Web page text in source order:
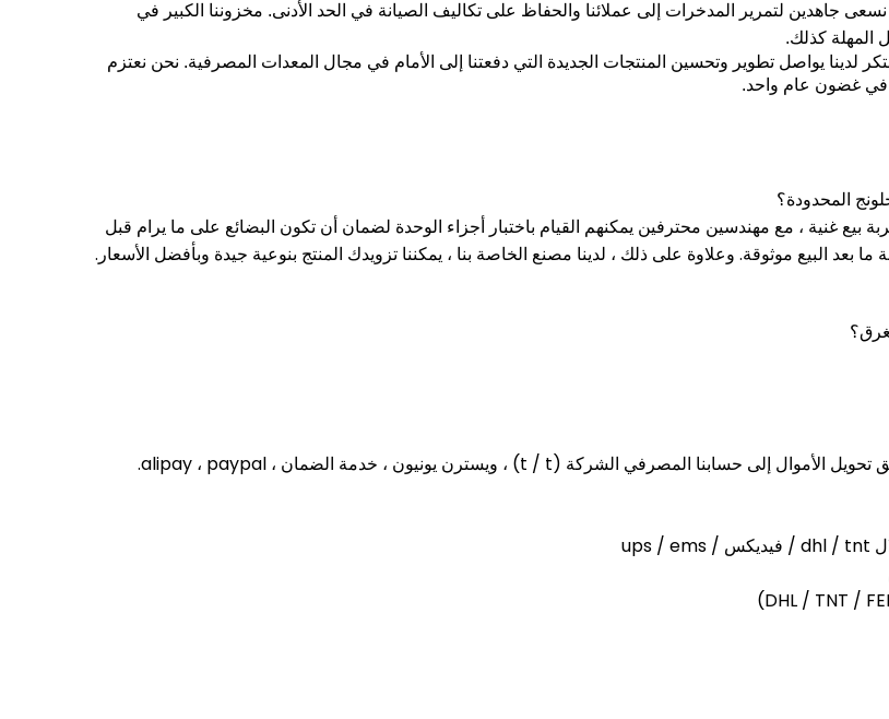
نسعى جاهدين لتمرير المدخرات إلى عملائنا والحفاظ على تكاليف الصيانة في الحد الأدنى. مخزوننا الكبير في
المهلة كذلك.
لدينا يواصل تطوير وتحسين المنتجات الجديدة التي دفعتنا إلى الأمام في مجال المعدات المصرفية. نحن نعتزم
في غضون عام واحد.
المحدودة؟
بيع غنية ، مع مهندسين محترفين يمكنهم القيام باختبار أجزاء الوحدة لضمان أن تكون البضائع على ما يرام قبل
ما بعد البيع موثوقة. وعلاوة على ذلك ، لدينا مصنع الخاصة بنا ، يمكننا تزويدك المنتج بنوعية جيدة وبأفضل الأسعار.